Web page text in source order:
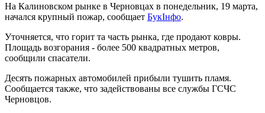
На Калиновском рынке в Черновцах в понедельник, 19 марта,
начался крупный пожар, сообщает БукІнфо.
Уточняется, что горит та часть рынка, где продают ковры.
Площадь возгорания - более 500 квадратных метров,
сообщили спасатели.
Десять пожарных автомобилей прибыли тушить пламя.
Сообщается также, что задействованы все службы ГСЧС
Черновцов.